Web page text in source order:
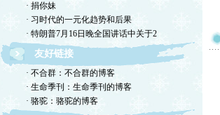
· 捐你妹
· 习时代的一元化趋势和后果
· 特朗普7月16日晚全国讲话中关于2
友好链接
· 不合群：不合群的博客
· 生命季刊：生命季刊的博客
· 骆驼：骆驼的博客